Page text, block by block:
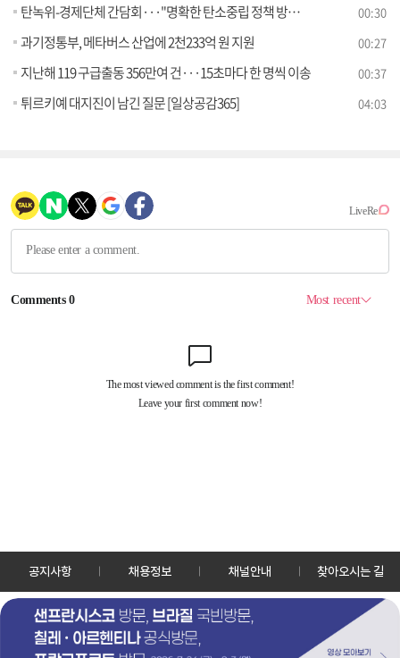
탄녹위-경제단체 간담회···"명확한 탄소중립 정책 방향성 제시" 00:30
과기정통부, 메타버스 산업에 2천233억 원 지원 00:27
지난해 119 구급출동 356만여 건···15초마다 한 명씩 이송 00:37
튀르키예 대지진이 남긴 질문 [일상공감365] 04:03
공지사항 채용정보 채널안내 찾아오시는 길
30128 세종특별자치시 정부2청사로 13 한국정책방송원 KTV
TEL: 044-204-8000
Copyrightⓒ KTV 국민방송 All Rights Reserved.